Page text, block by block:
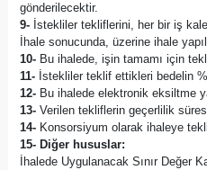
gönderilecektir.
9-İstekliler tekliflerini, her bir iş
İhale sonucunda, üzerine ihale
10-Bu ihalede, işin tamamı için
11-İstekliler teklif ettikleri bedelin
12- Bu ihalede elektronik eksiltme
13-Verilen tekliflerin geçerlilik
14-Konsorsiyum olarak ihaleye
15- Diğer hususlar:
İhalede Uygulanacak Sınır Değer